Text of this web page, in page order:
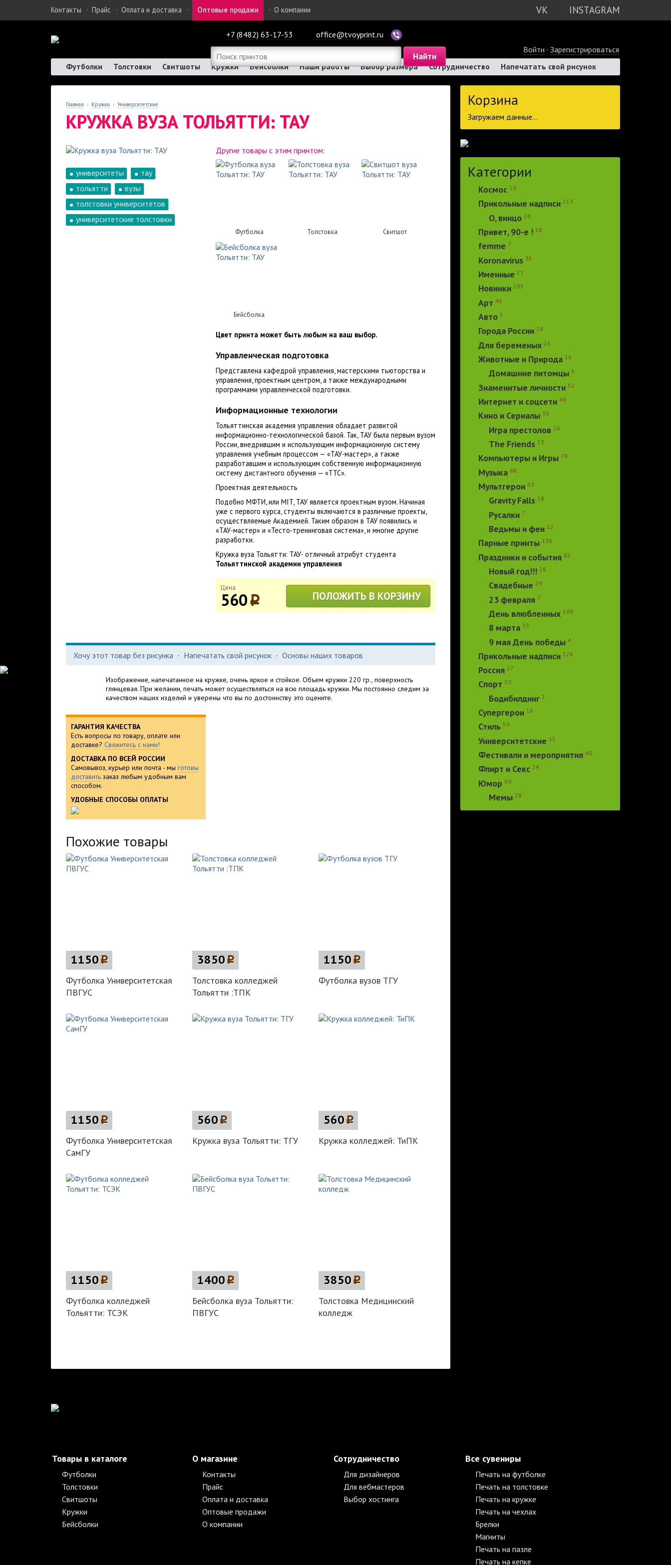
VK INSTAGRAM
Контакты · Прайс · Оплата и доставка · Оптовые продажи · О компании
+7 (8482) 63-17-53
office@tvoyprint.ru
Войти · Зарегистрироваться
Футболки
Толстовки Свитшоты Кружки Бейсболки Наши работы Выбор размера Сотрудничество Напечатать свой рисунок
Главная › Кружки › Университетские
КРУЖКА ВУЗА ТОЛЬЯТТИ: ТАУ
университеты
тау
тольятти
вузы
толстовки университетов
университетские толстовки
Другие товары с этим принтом:
Футболка Толстовка Свитшот
Бейсболка
Цвет принта может быть любым на ваш выбор.
Управленческая подготовка
Представлена кафедрой управления, мастерскими тьюторства и
управления, проектным центром, а также международными
программами управленческой подготовки.
Информационные технологии
Тольяттинская академия управления обладает развитой
информационно-технологической базой. Так, ТАУ была первым вузом
России, внедрившим и использующим информационную систему
управления учебным процессом — «ТАУ-мастер», а также
разработавшим и использующим собственную информационную
систему дистантного обучения — «ТТС».
Проектная деятельность
Подобно МФТИ, или MIT, ТАУ является проектным вузом. Начиная
уже с первого курса, студенты включаются в различные проекты,
осуществляемые Академией. Таким образом в ТАУ появились и
«ТАУ-мастер» и «Тесто-тренинговая система», и многие другие
разработки.
Кружка вуза Тольятти: ТАУ- отличный атрибут студента
Тольяттинской академии управления
Цена
560p ПОЛОЖИТЬ В КОРЗИНУ
Хочу этот товар без рисунка · Напечатать свой рисунок · Основы наших товаров
Изображение, напечатанное на кружке, очень яркое и стойкое. Объем кружки 220 гр., поверхность
глянцевая. При желании, печать может осуществляться на всю площадь кружки. Мы постоянно следим за
качеством наших изделий и уверены что вы по достоинству это оцените.
ГАРАНТИЯ КАЧЕСТВА
Есть вопросы по товару, оплате или
доставке? Свяжитесь с нами!
ДОСТАВКА ПО ВСЕЙ РОССИИ
Самовывоз, курьер или почта - мы готовы
доставить заказ любым удобным вам
способом.
УДОБНЫЕ СПОСОБЫ ОПЛАТЫ
Похожие товары
1150p
Футболка Университетская
ПВГУС
3850p
Толстовка колледжей
Тольятти :ТПК
1150p
Футболка вузов ТГУ
1150p
Футболка Университетская
СамГУ
560p
Кружка вуза Тольятти: ТГУ
560p
Кружка колледжей: ТиПК
1150p
Футболка колледжей
Тольятти: ТСЭК
1400p
Бейсболка вуза Тольятти:
ПВГУС
3850p
Толстовка Медицинский
колледж
Корзина
Загружаем данные...
Категории
Космос 10
Прикольные надписи 213
О, винцо 28
Привет, 90-е ! 18
femme 7
Koronavirus 35
Именные 21
Новинки 195
Арт 46
Авто 5
Города России 18
Для беременых 16
Животные и Природа 16
Домашние питомцы 6
Знаменитые личности 52
Интернет и соцсети 48
Кино и Сериалы 33
Игра престолов 26
The Friends 13
Компьютеры и Игры 79
Музыка 88
Мультгерои 63
Gravity Falls 18
Русалки 7
Ведьмы и феи 12
Парные принты 136
Праздники и события 82
Новый год!!! 28
Свадебные 29
23 февраля 7
День влюбленных 109
8 марта 33
9 мая День победы 4
Прикольные надписи 126
Россия 27
Спорт 50
Бодибилдинг 1
Супергерои 16
Стиль 59
Университетские 15
Фестивали и мероприятия 40
Флирт и Секс 24
Юмор 60
Мемы 28
Товары в каталоге
Футболки
Толстовки
Свитшоты
Кружки
Бейсболки
О магазине
Контакты
Прайс
Оплата и доставка
Оптовые продажи
О компании
Сотрудничество
Для дизайнеров
Для вебмастеров
Выбор хостинга
Все сувениры
Печать на футболке
Печать на толстовке
Печать на кружке
Печать на чехлах
Брелки
Магниты
Печать на пазле
Печать на кепке